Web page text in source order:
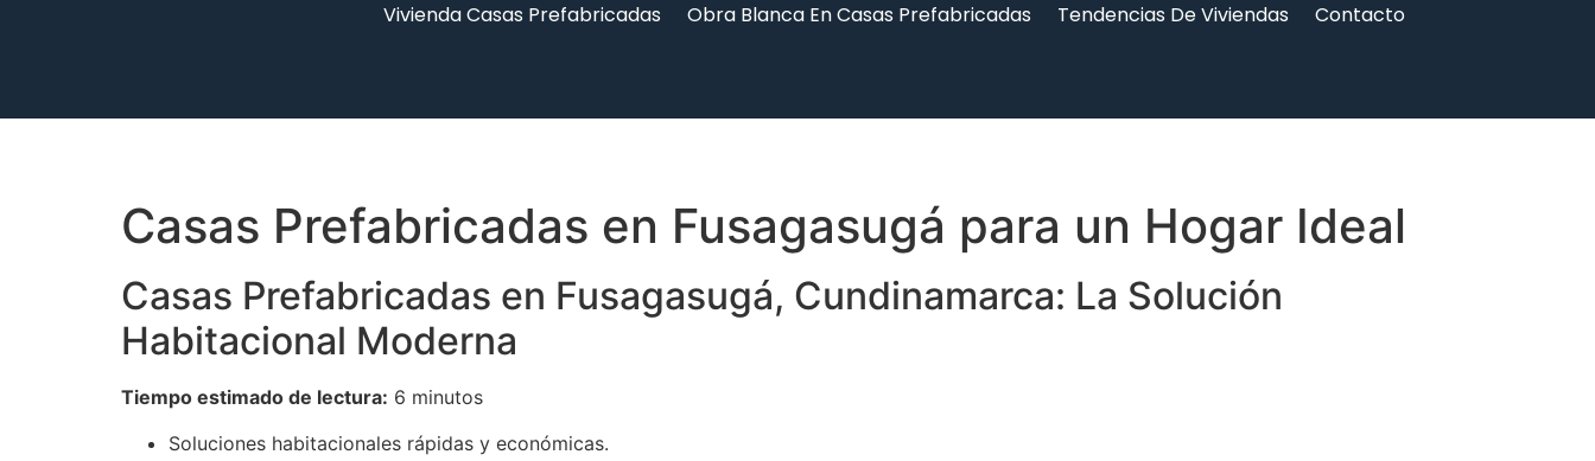
Vivienda Casas Prefabricadas Obra Blanca En Casas Prefabricadas Tendencias De Viviendas Contacto
Casas Prefabricadas en Fusagasugá para un Hogar Ideal
Casas Prefabricadas en Fusagasugá, Cundinamarca: La Solución
Habitacional Moderna
Tiempo estimado de lectura: 6 minutos
Soluciones habitacionales rápidas y económicas.